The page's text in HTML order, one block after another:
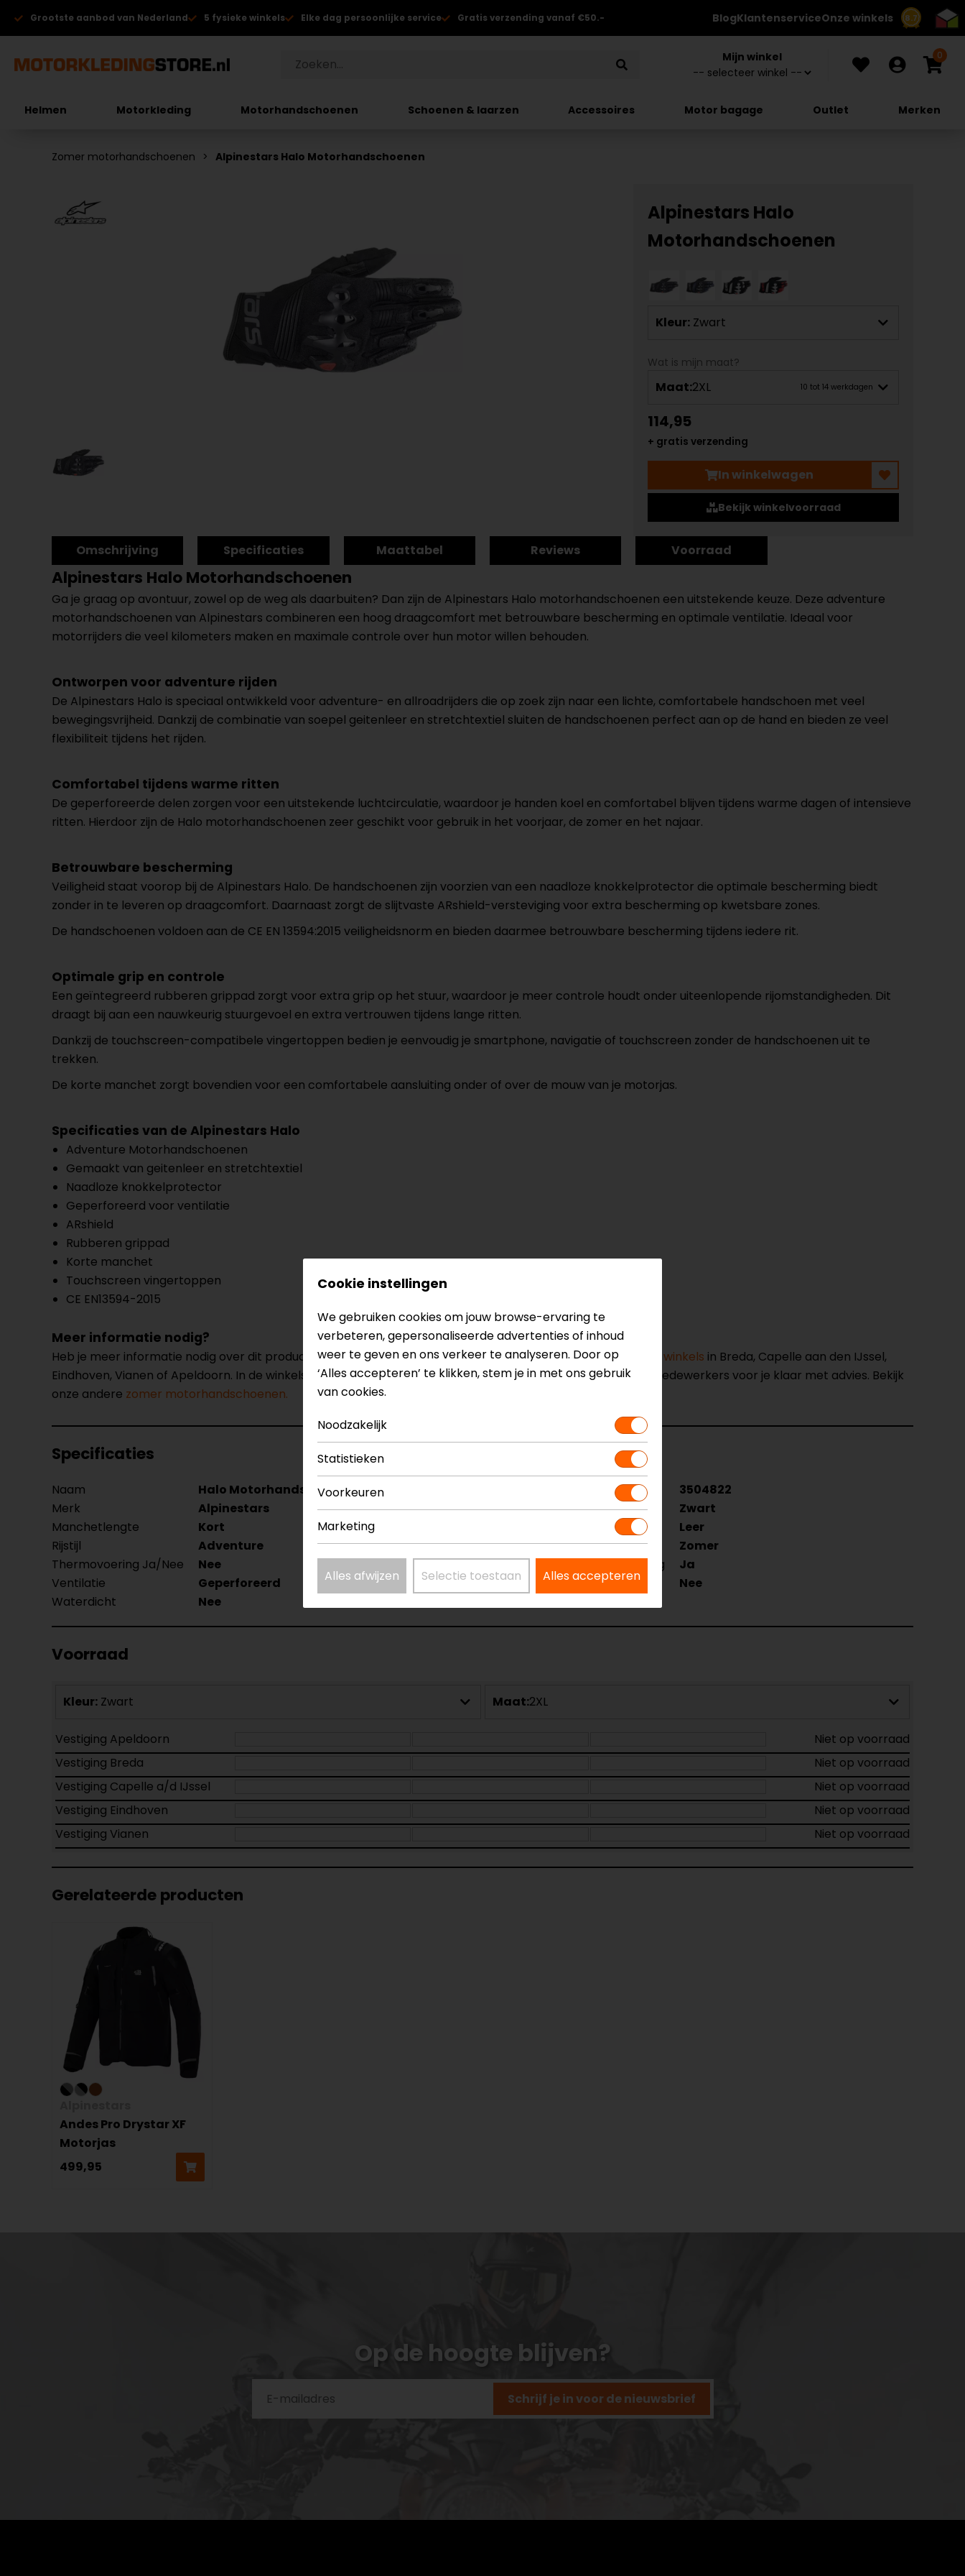
8.7
Grootste aanbod van Nederland 5 fysieke winkels Elke dag persoonlijke service Gratis verzending vanaf €50.- BlogKlantenserviceOnze winkels
Mijn winkel 0
Helmen Motorkleding Motorhandschoenen Schoenen & laarzen Accessoires Motor bagage Outlet Merken
Zomer motorhandschoenen Alpinestars Halo Motorhandschoenen
Alpinestars Halo
Motorhandschoenen
Kleur: Zwart
Wat is mijn maat?
Maat:2XL 10 tot 14 werkdagen
114,95
+ gratis verzending
In winkelwagen
Bekijk winkelvoorraad
Omschrijving Specificaties Maattabel Reviews Voorraad
Alpinestars Halo Motorhandschoenen
Ga je graag op avontuur, zowel op de weg als daarbuiten? Dan zijn de Alpinestars Halo motorhandschoenen een uitstekende keuze. Deze adventure
motorhandschoenen van Alpinestars combineren een hoog draagcomfort met betrouwbare bescherming en optimale ventilatie. Ideaal voor
motorrijders die veel kilometers maken en maximale controle over hun motor willen behouden.
Ontworpen voor adventure rijden
De Alpinestars Halo is speciaal ontwikkeld voor adventure- en allroadrijders die op zoek zijn naar een lichte, comfortabele handschoen met veel
bewegingsvrijheid. Dankzij de combinatie van soepel geitenleer en stretchtextiel sluiten de handschoenen perfect aan op de hand en bieden ze veel
flexibiliteit tijdens het rijden.
Comfortabel tijdens warme ritten
De geperforeerde delen zorgen voor een uitstekende luchtcirculatie, waardoor je handen koel en comfortabel blijven tijdens warme dagen of intensieve
ritten. Hierdoor zijn de Halo motorhandschoenen zeer geschikt voor gebruik in het voorjaar, de zomer en het najaar.
Betrouwbare bescherming
Veiligheid staat voorop bij de Alpinestars Halo. De handschoenen zijn voorzien van een naadloze knokkelprotector die optimale bescherming biedt
zonder in te leveren op draagcomfort. Daarnaast zorgt de slijtvaste ARshield-versteviging voor extra bescherming op kwetsbare zones.
De handschoenen voldoen aan de CE EN 13594:2015 veiligheidsnorm en bieden daarmee betrouwbare bescherming tijdens iedere rit.
Optimale grip en controle
Een geïntegreerd rubberen grippad zorgt voor extra grip op het stuur, waardoor je meer controle houdt onder uiteenlopende rijomstandigheden. Dit
draagt bij aan een nauwkeurig stuurgevoel en extra vertrouwen tijdens lange ritten.
Dankzij de touchscreen-compatibele vingertoppen bedien je eenvoudig je smartphone, navigatie of touchscreen zonder de handschoenen uit te
trekken.
De korte manchet zorgt bovendien voor een comfortabele aansluiting onder of over de mouw van je motorjas.
Specificaties van de Alpinestars Halo
Adventure Motorhandschoenen
Gemaakt van geitenleer en stretchtextiel
Naadloze knokkelprotector
Geperforeerd voor ventilatie
ARshield
Rubberen grippad
Korte manchet
Touchscreen vingertoppen
CE EN13594-2015
Meer informatie nodig?
Heb je meer informatie nodig over dit product? Neem dancontactmet ons op of kom langs in één van onze winkels in Breda, Capelle aan den IJssel,
Eindhoven, Vianen of Apeldoorn. In de winkels kun je het product bekijken & passen en staan onze verkoopmedewerkers voor je klaar met advies. Bekijk
onze andere zomer motorhandschoenen.
Specificaties
Naam Halo Motorhandschoenen
3504822
Merk
Alpinestars Kleur
Zwart
Manchetlengte
Kort
Leer
Rijstijl
Adventure Seizoen
Zomer
Thermovoering Ja/Nee
Nee Touch tip aanwezig
Ja
Ventilatie
Geperforeerd Vizier wisser
Nee
Waterdicht
Nee
Voorraad
Kleur: Zwart Maat:2XL
Vestiging Apeldoorn
Niet op voorraad
Vestiging Breda
Niet op voorraad
Vestiging Capelle a/d IJssel
Niet op voorraad
Vestiging Eindhoven
Niet op voorraad
Vestiging Vianen
Niet op voorraad
Gerelateerde producten
Andes Pro Drystar XF
Motorjas
499,95
Op de hoogte blijven?
Schrijf je in voor de nieuwsbrief
Cookie instellingen
We gebruiken cookies om jouw browse-ervaring te
verbeteren, gepersonaliseerde advertenties of inhoud
weer te geven en ons verkeer te analyseren. Door op
‘Alles accepteren’ te klikken, stem je in met ons gebruik
van cookies.
Noodzakelijk
Statistieken
Voorkeuren
Marketing
Alles afwijzen Selectie toestaan Alles accepteren